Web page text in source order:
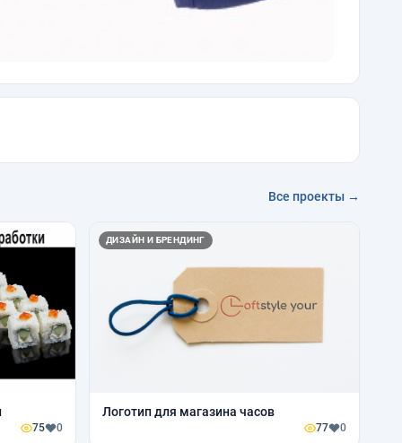
Все проекты →
75 0
ДИЗАЙН И БРЕНДИНГ
Логотип для магазина часов
77 0